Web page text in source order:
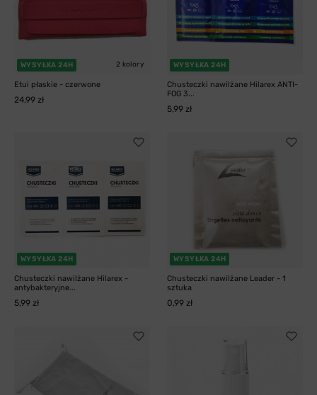
WYSYŁKA 24H 2 kolory
Etui płaskie - czerwone
24,99 zł
WYSYŁKA 24H
Chusteczki nawilżane Hilarex ANTI-
FOG 3...
5,99 zł
WYSYŁKA 24H
Chusteczki nawilżane Hilarex -
antybakteryjne...
5,99 zł
WYSYŁKA 24H
Chusteczki nawilżane Leader - 1
sztuka
0,99 zł